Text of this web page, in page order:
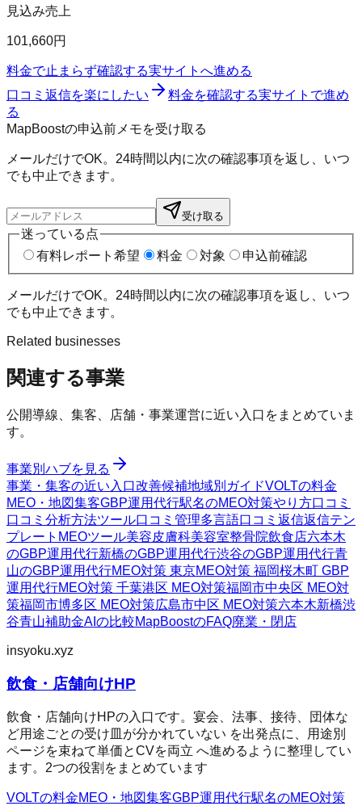
見込み売上
101,660円
料金で止まらず確認する実サイトへ進める
口コミ返信を楽にしたい
料金を確認する実サイトで進め
る
MapBoostの申込前メモを受け取る
メールだけでOK。24時間以内に次の確認事項を返し、いつ
でも中止できます。
受け取る
迷っている点
有料レポート希望
料金 対象 申込前確認
メールだけでOK。24時間以内に次の確認事項を返し、いつ
でも中止できます。
Related businesses
関連する事業
公開導線、集客、店舗・事業運営に近い入口をまとめていま
す。
事業別ハブを見る
事業・集客の近い入口改善候補地域別ガイドVOLTの料金
MEO・地図集客GBP運用代行駅名のMEO対策やり方口コミ
口コミ分析方法ツール口コミ管理多言語口コミ返信返信テン
プレート MEOツール美容皮膚科美容室整骨院飲食店六本木
のGBP運用代行新橋のGBP運用代行渋谷のGBP運用代行青
山のGBP運用代行MEO対策 東京MEO対策 福岡桜木町 GBP
運用代行MEO対策 千葉港区 MEO対策福岡市中央区 MEO対
策福岡市博多区 MEO対策広島市中区 MEO対策六本木新橋渋
谷青山補助金AIの比較MapBoostのFAQ廃業・閉店
insyoku.xyz
飲食・店舗向けHP
飲食・店舗向けHPの入口です。宴会、法事、接待、団体な
ど用途ごとの受け皿が分かれていない を出発点に、用途別
ページを束ねて単価とCVを両立 へ進めるように整理してい
ます。2つの役割をまとめています
VOLTの料金MEO・地図集客GBP運用代行駅名のMEO対策